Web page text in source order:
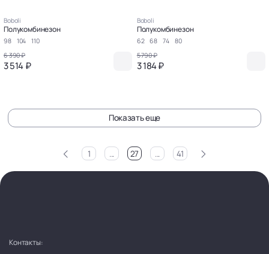
Boboli
Полукомбинезон
98 104
110
6 390 ₽
3 514 ₽
Boboli
Полукомбинезон
62 68 74
80
5 790 ₽
3 184 ₽
Показать еще
< 1 27 41 >
Контакты: